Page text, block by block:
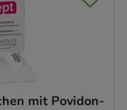
mit Povidon-